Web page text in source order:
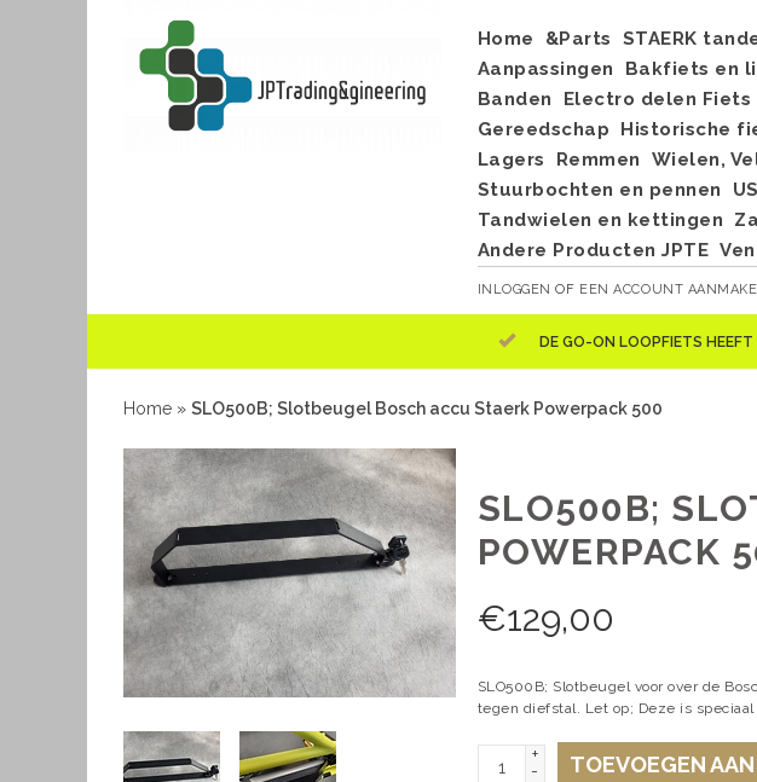
Home &Parts STAERK
Aanpassingen
Bakfiets en
Banden
Electro delen Fiets
Gereedschap
Historische
Lagers
Remmen Wielen,
Stuurbochten en pennen
Tandwielen en kettingen
Andere Producten JPTE
INLOGGEN OF EEN ACCOUNT
DE GO-ON LOOPFIETS HEEFT
Home » SLO500B; Slotbeugel Bosch accu Staerk Powerpack 500
SLO500B;
POWERPACK
€129,00
SLO500B; Slotbeugel voor over de
tegen diefstal. Let op; Deze is
+
-
TOEVOEGEN